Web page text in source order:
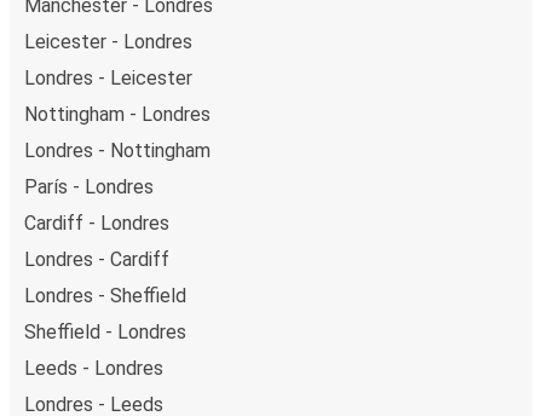
Manchester - Londres
Leicester - Londres
Londres - Leicester
Nottingham - Londres
Londres - Nottingham
París - Londres
Cardiff - Londres
Londres - Cardiff
Londres - Sheffield
Sheffield - Londres
Leeds - Londres
Londres - Leeds